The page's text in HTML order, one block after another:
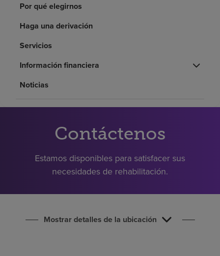
Recursos de salud
Pagar mi factura
Por qué elegirnos
Haga una derivación
Servicios
Información financiera
Noticias
Contáctenos
Estamos disponibles para satisfacer sus
necesidades de rehabilitación.
Mostrar detalles de la ubicación